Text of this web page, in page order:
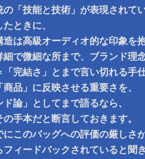
の「技能と技術」が表現されて
ときに、
造は高級オーディオ的な印象を
細で微細な所まで、ブランド理
「完結さ」とまで言い切れる手
品」に反映させる重要さを、
ド論」としてまで語るなら、
の手本だと断言しておきます。
にこのバッグへの評価の厳しさ
フィードバックされていると聞